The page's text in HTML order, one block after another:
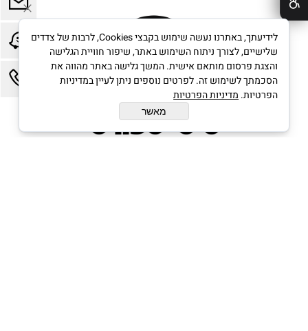
לידיעתך, באתרנו נעשה שימוש בקבצי Cookies, לרבות של צדדים
שלישיים, לצורך ניתוח השימוש באתר, שיפור חוויית הגלישה
והצגת פרסום מותאם אישית. המשך גלישה באתר מהווה את
הסכמתך לשימוש זה. לפרטים נוספים ניתן לעיין במדיניות
הפרטיות. מדיניות הפרטיות
מאשר